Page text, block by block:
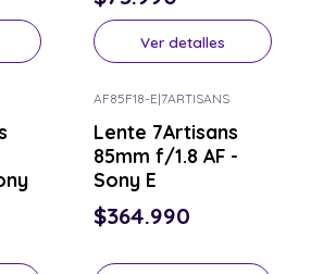
Ver detalles
AF85F18-E|7ARTISANS
Lente 7Artisans
85mm f/1.8 AF -
Sony E
$364.990